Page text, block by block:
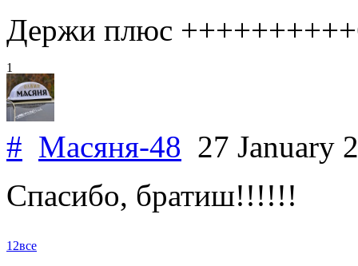
Держи плюс
1
# Масяня-48 27 January
Спасибо, братиш!!!!!!
1 2все